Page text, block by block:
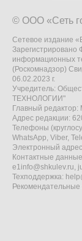
© ООО «Сеть
Сетевое издание
Зарегистрировано
информационных
(Роскомнадзор)
06.02.2023 г.
Учредитель:
ТЕХНОЛОГИИ"
Главный
Адрес редакции:
Телефоны
WhatsApp, Viber,
Электронный
Контактные
e1info@shkulev.ru,
Техподдержка: